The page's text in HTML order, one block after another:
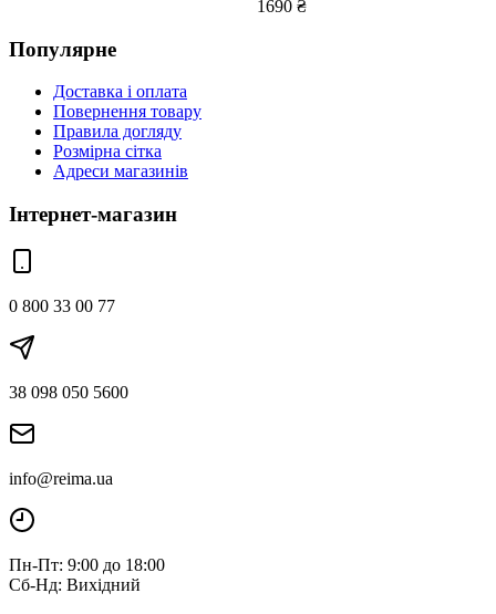
1690 ₴
Популярне
Доставка і оплата
Повернення товару
Правила догляду
Розмірна сітка
Адреси магазинів
Інтернет-магазин
0 800 33 00 77
38 098 050 5600
info@reima.ua
Пн-Пт: 9:00 до 18:00
Сб-Нд: Вихідний